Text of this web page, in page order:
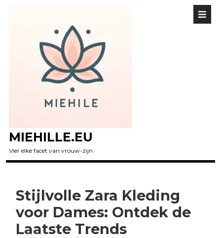
MIEHILLE.EU
Vier elke facet van vrouw-zijn
Stijlvolle Zara Kleding
voor Dames: Ontdek de
Laatste Trends